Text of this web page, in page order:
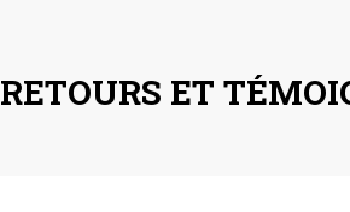
RETOURS ET